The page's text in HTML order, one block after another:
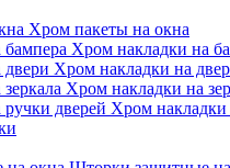
Хром пакеты на окна
Хром накладки на
Хром накладки на
Хром накладки на
Хром накладки